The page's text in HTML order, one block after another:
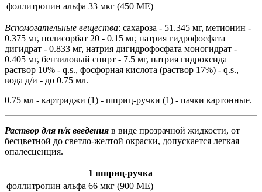
фоллитропин альфа 33 мкг (450 МЕ)
Вспомогательные вещества: сахароза - 51.345 мг, метионин -
0.375 мг, полисорбат 20 - 0.15 мг, натрия гидрофосфата
дигидрат - 0.833 мг, натрия дигидрофосфата моногидрат -
0.405 мг, бензиловый спирт - 7.5 мг, натрия гидроксида
раствор 10% - q.s., фосфорная кислота (раствор 17%) - q.s.,
вода д/и - до 0.75 мл.
0.75 мл - картриджи (1) - шприц-ручки (1) - пачки картонные.
Раствор для п/к введения в виде прозрачной жидкости, от
бесцветной до светло-желтой окраски, допускается легкая
опалесценция.
1 шприц-ручка
фоллитропин альфа 66 мкг (900 МЕ)